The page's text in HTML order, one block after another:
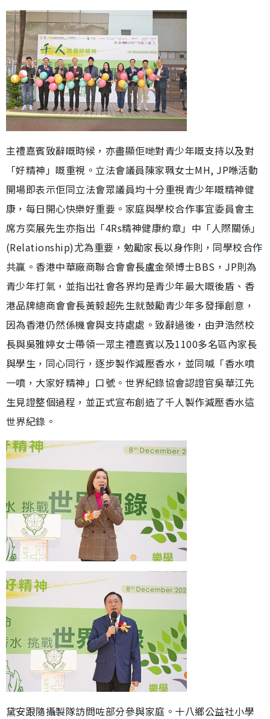
主禮嘉賓致辭嘅時候，亦盡顯佢哋對青少年嘅支持以及對
「好精神」嘅重視。立法會議員陳家珮女士MH, JP喺活動
開場即表示佢同立法會眾議員均十分重視青少年嘅精神健
康，每日開心快樂好重要。家庭與學校合作事宜委員會主
席方奕展先生亦指出「4Rs精神健康約章」中「人際關係」
(Relationship)尤為重要，勉勵家長以身作則，同學校合作
共贏。香港中華廠商聯合會會長盧金榮博士BBS，JP則為
青少年打氣，並指出社會各界均是青少年最大嘅後盾、香
港品牌總商會會長黃毅超先生就鼓勵青少年多發揮創意，
因為香港仍然係機會與支持處處。致辭過後，由尹浩然校
長與吳雅婷女士帶領一眾主禮嘉賓以及1100多名區內家長
與學生，同心同行，逐步製作減壓香水，並同喊「香水噴
一噴，大家好精神」口號。世界紀錄協會認證官吳華江先
生見證整個過程，並正式宣布創造了千人製作減壓香水這
世界紀錄。
黛安跟隨攝製隊訪問咗部分參與家庭。十八鄉公益社小學